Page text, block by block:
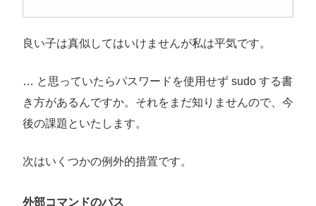
良い子は真似してはいけませんが私は平気です。
… と思っていたらパスワードを使用せず sudo する書
き方があるんですか。それをまだ知りませんので、今
後の課題といたします。
次はいくつかの例外的措置です。
外部コマンドのパス